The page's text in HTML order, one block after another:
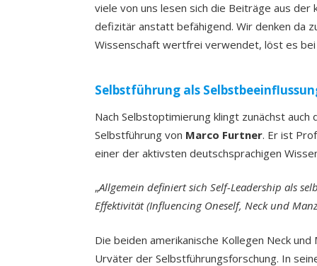
viele von uns lesen sich die Beiträge aus
defizitär anstatt befähigend. Wir denken da
Wissenschaft wertfrei verwendet, löst es
Selbstführung als
Nach Selbstoptimierung klingt zunächst
Selbstführung von Marco Furtner. Er ist
einer der aktivsten deutschsprachigen
„Allgemein definiert sich Self-Leadership als
Effektivität (Influencing Oneself, Neck und
Die beiden amerikanische Kollegen Neck
Urväter der Selbstführungsforschung. In